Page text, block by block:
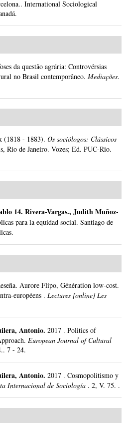
International Sociological
da questão agrária: Controvérsias
no Brasil contemporâneo. Mediações.
(1818 - 1883). Os sociólogos: Clássicos
Rio de Janeiro. Vozes; Ed. PUC-Rio.
14. Rivera-Vargas., Judith Muñoz-
para la equidad social. Santiago de
Aurore Flipo, Génération low-cost.
européens . Lectures [online] Les
Antonio. 2017 . Politics of
European Journal of Cultural
7 - 24.
Antonio. 2017 . Cosmopolitismo y
Internacional de Sociología . 2, V. 75. .